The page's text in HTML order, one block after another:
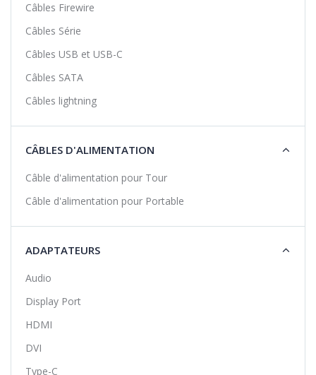
Câbles Firewire
Câbles Série
Câbles USB et USB-C
Câbles SATA
Câbles lightning
CÂBLES D'ALIMENTATION
Câble d'alimentation pour Tour
Câble d'alimentation pour Portable
ADAPTATEURS
Audio
Display Port
HDMI
DVI
Type-C